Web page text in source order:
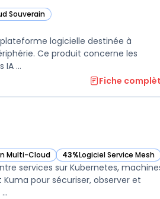
Souverain
Dell Distributed Private Cloud) dans cette
logicielle destinée à
Ce produit concerne les
...
Fiche
Multi-Cloud 43%Logiciel Service Mesh
— voir Kuma dans cette
services sur Kubernetes,
pour sécuriser, observer et